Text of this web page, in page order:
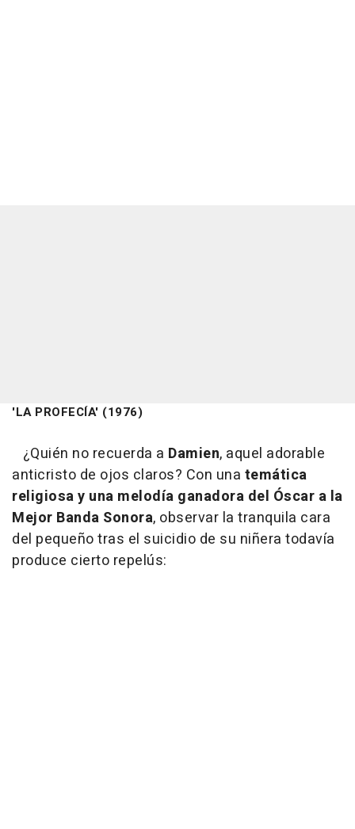
'LA PROFECÍA' (1976)
¿Quién no recuerda a Damien, aquel adorable
anticristo de ojos claros? Con una temática
religiosa y una melodía ganadora del Óscar a la
Mejor Banda Sonora, observar la tranquila cara
del pequeño tras el suicidio de su niñera todavía
produce cierto repelús: